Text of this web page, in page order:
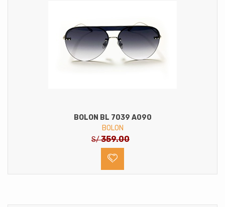
BOLON BL 7039 A090
BOLON
S/359.00